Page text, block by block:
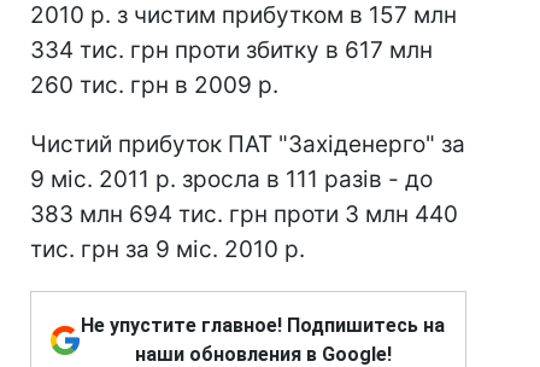
2010 р. з чистим прибутком в 157 млн ​​
334 тис. грн проти збитку в 617 млн ​​
260 тис. грн в 2009 р.
Чистий прибуток ПАТ "Західенерго" за
9 міс. 2011 р. зросла в 111 разів - до
383 млн 694 тис. грн проти 3 млн 440
тис. грн за 9 міс. 2010 р.
Не упустите главное! Подпишитесь на
наши обновления в Google!